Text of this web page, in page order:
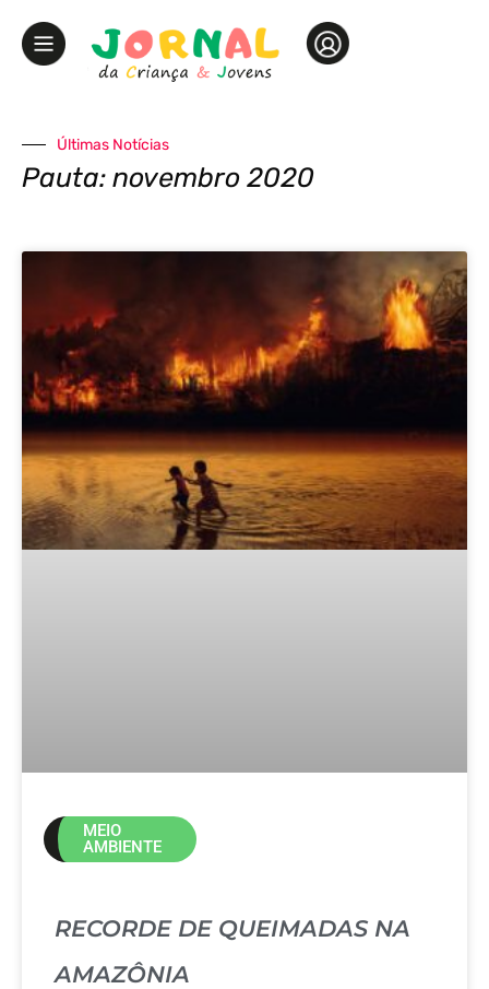
Últimas Notícias
Pauta: novembro 2020
MEIO
AMBIENTE
RECORDE DE QUEIMADAS NA
AMAZÔNIA